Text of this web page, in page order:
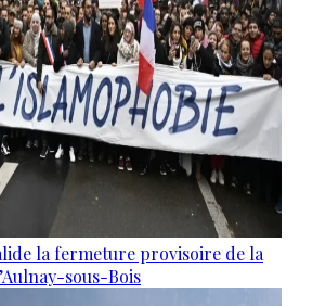
la fermeture provisoire de la
sous-Bois